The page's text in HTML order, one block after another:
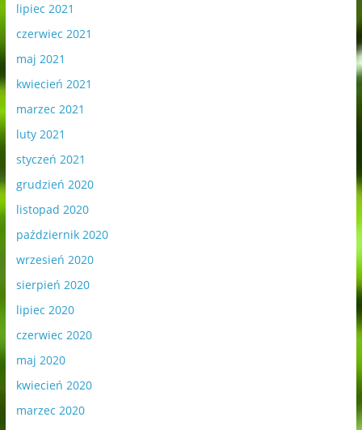
lipiec 2021
czerwiec 2021
maj 2021
kwiecień 2021
marzec 2021
luty 2021
styczeń 2021
grudzień 2020
listopad 2020
październik 2020
wrzesień 2020
sierpień 2020
lipiec 2020
czerwiec 2020
maj 2020
kwiecień 2020
marzec 2020